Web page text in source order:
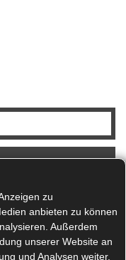
zu
anbieten zu können
Außerdem
unserer Website an
und Analysen weiter.